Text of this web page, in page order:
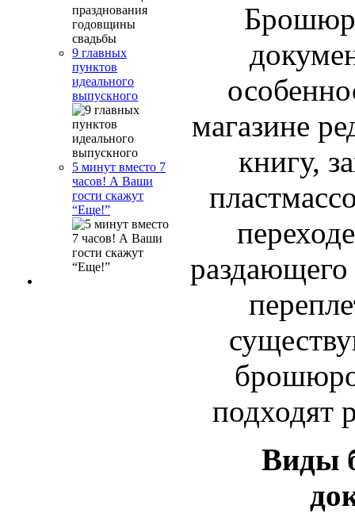
9 главных
пунктов
идеального
выпускного
5 минут вместо 7
часов! А Ваши
гости скажут
“Еще!”
магазине
книгу,
подходят
Виды